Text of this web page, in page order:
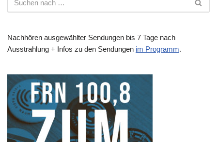
Nachhören ausgewählter Sendungen bis 7 Tage nach
Ausstrahlung + Infos zu den Sendungen im Programm.